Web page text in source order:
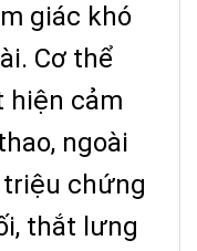
giác khó
Cơ thể
hiện cảm
ngoài
chứng
thắt lưng